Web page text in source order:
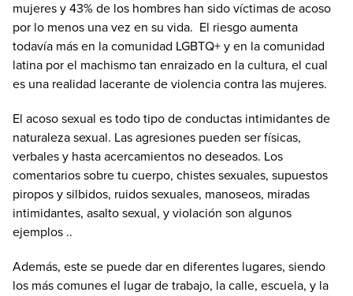
mujeres y 43% de los hombres han sido víctimas de acoso
por lo menos una vez en su vida. El riesgo aumenta
todavía más en la comunidad LGBTQ+ y en la comunidad
latina por el machismo tan enraizado en la cultura, el cual
es una realidad lacerante de violencia contra las mujeres.
El acoso sexual es todo tipo de conductas intimidantes de
naturaleza sexual. Las agresiones pueden ser físicas,
verbales y hasta acercamientos no deseados. Los
comentarios sobre tu cuerpo, chistes sexuales, supuestos
piropos y silbidos, ruidos sexuales, manoseos, miradas
intimidantes, asalto sexual, y violación son algunos
ejemplos ..
Además, este se puede dar en diferentes lugares, siendo
los más comunes el lugar de trabajo, la calle, escuela, y la